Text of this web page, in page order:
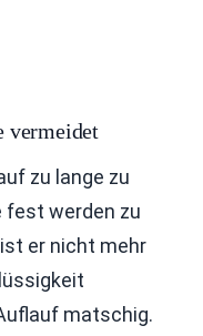
vermeidet
zu lange zu
fest werden zu
er nicht mehr
matschig.